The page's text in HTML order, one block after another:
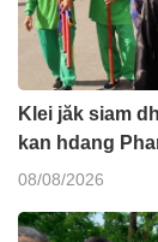
Klei jăk siam
kan hdang
08/08/2026